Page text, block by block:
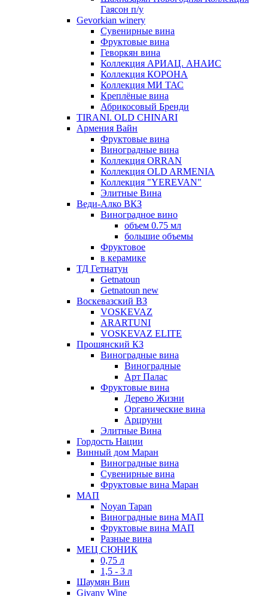
Гаясон п/у
Gevorkian winery
Сувенирные вина
Фруктовые вина
Геворкян вина
Коллекция АРИАЦ. АНАИС
Коллекция КОРОНА
Коллекция МИ ТАС
Креплёные вина
Абрикосовый Бренди
TIRANI. OLD CHINARI
Армения Вайн
Фруктовые вина
Виноградные вина
Коллекция ORRAN
Коллекция OLD ARMENIA
Коллекция "YEREVAN"
Элитные Вина
Веди-Алко ВКЗ
Виноградное вино
объем 0.75 мл
большие объемы
Фруктовое
в керамике
ТД Гетнатун
Getnatoun
Getnatoun new
Воскевазский ВЗ
VOSKEVAZ
ARARTUNI
VOSKEVAZ ELITE
Прошянский КЗ
Виноградные вина
Виноградные
Арт Палас
Фруктовые вина
Дерево Жизни
Органические вина
Арцруни
Элитные Вина
Гордость Нации
Винный дом Маран
Виноградные вина
Сувенирные вина
Фруктовые вина Маран
МАП
Noyan Tapan
Виноградные вина МАП
Фруктовые вина МАП
Разные вина
МЕЦ СЮНИК
0,75 л
1,5 - 3 л
Шаумян Вин
Givany Wine